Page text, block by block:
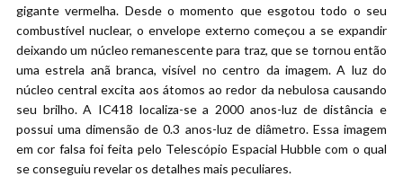
gigante vermelha. Desde o momento que esgotou todo o seu
combustível nuclear, o envelope externo começou a se expandir
deixando um núcleo remanescente para traz, que se tornou então
uma estrela anã branca, visível no centro da imagem. A luz do
núcleo central excita aos átomos ao redor da nebulosa causando
seu brilho. A IC418 localiza-se a 2000 anos-luz de distância e
possui uma dimensão de 0.3 anos-luz de diâmetro. Essa imagem
em cor falsa foi feita pelo Telescópio Espacial Hubble com o qual
se conseguiu revelar os detalhes mais peculiares.